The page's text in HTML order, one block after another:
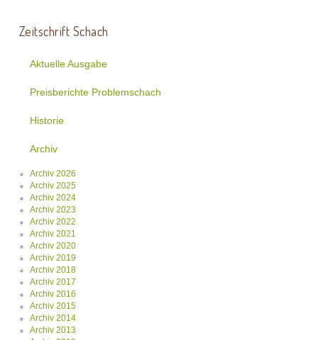
Zeitschrift Schach
Aktuelle Ausgabe
Preisberichte Problemschach
Historie
Archiv
Archiv 2026
Archiv 2025
Archiv 2024
Archiv 2023
Archiv 2022
Archiv 2021
Archiv 2020
Archiv 2019
Archiv 2018
Archiv 2017
Archiv 2016
Archiv 2015
Archiv 2014
Archiv 2013